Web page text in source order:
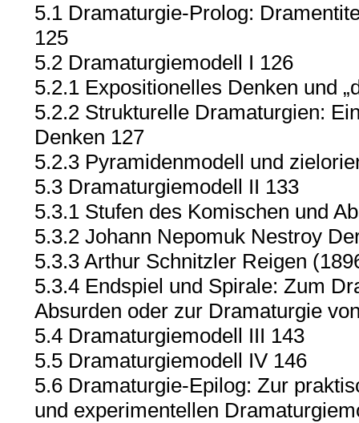
5.1 Dramaturgie-Prolog:
125
5.2 Dramaturgiemodell I 126
5.2.1 Expositionelles Denken und
5.2.2 Strukturelle Dramaturgien:
Denken 127
5.2.3 Pyramidenmodell und
5.3 Dramaturgiemodell II 133
5.3.1 Stufen des Komischen und
5.3.2 Johann Nepomuk Nestroy
5.3.3 Arthur Schnitzler Reigen
5.3.4 Endspiel und Spirale: Zum
Absurden oder zur Dramaturgie
5.4 Dramaturgiemodell III 143
5.5 Dramaturgiemodell IV 146
5.6 Dramaturgie-Epilog: Zur
und experimentellen